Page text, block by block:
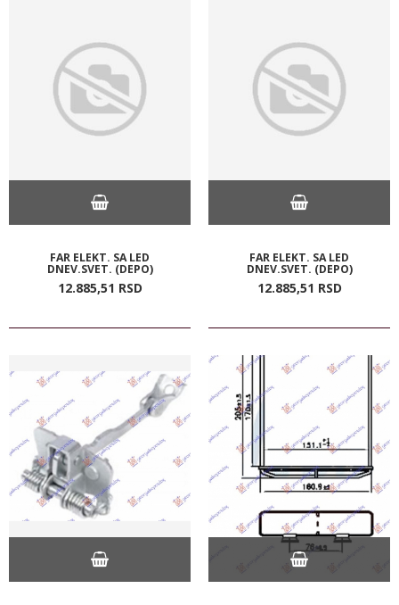
FAR ELEKT. SA LED
DNEV.SVET. (DEPO)
12.885,51 RSD
FAR ELEKT. SA LED
DNEV.SVET. (DEPO)
12.885,51 RSD